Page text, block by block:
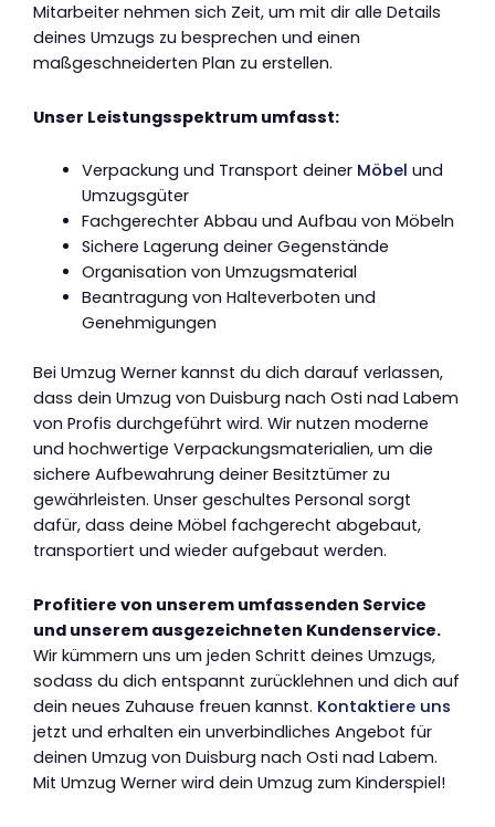
Mitarbeiter nehmen sich Zeit, um mit dir alle Details
deines Umzugs zu besprechen und einen
maßgeschneiderten Plan zu erstellen.
Unser Leistungsspektrum umfasst:
Verpackung und Transport deiner Möbel und
Umzugsgüter
Fachgerechter Abbau und Aufbau von Möbeln
Sichere Lagerung deiner Gegenstände
Organisation von Umzugsmaterial
Beantragung von Halteverboten und
Genehmigungen
Bei Umzug Werner kannst du dich darauf verlassen,
dass dein Umzug von Duisburg nach Osti nad Labem
von Profis durchgeführt wird. Wir nutzen moderne
und hochwertige Verpackungsmaterialien, um die
sichere Aufbewahrung deiner Besitztümer zu
gewährleisten. Unser geschultes Personal sorgt
dafür, dass deine Möbel fachgerecht abgebaut,
transportiert und wieder aufgebaut werden.
Profitiere von unserem umfassenden Service
und unserem ausgezeichneten Kundenservice.
Wir kümmern uns um jeden Schritt deines Umzugs,
sodass du dich entspannt zurücklehnen und dich auf
dein neues Zuhause freuen kannst. Kontaktiere uns
jetzt und erhalten ein unverbindliches Angebot für
deinen Umzug von Duisburg nach Osti nad Labem.
Mit Umzug Werner wird dein Umzug zum Kinderspiel!